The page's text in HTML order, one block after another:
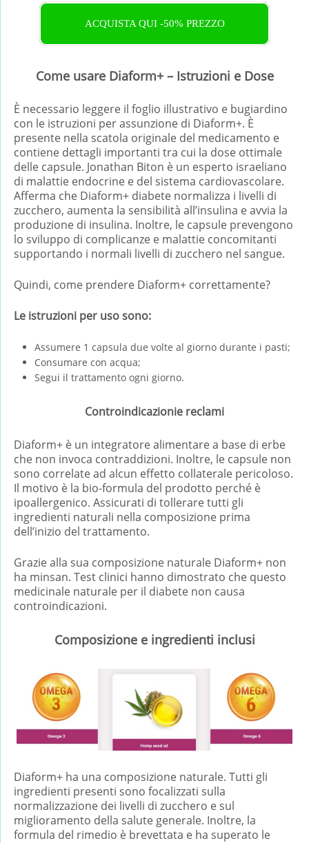
ACQUISTA QUI -50% PREZZO
Come usare Diaform+ – Istruzioni e Dose
È necessario leggere il foglio illustrativo e bugiardino
con le istruzioni per assunzione di Diaform+. È
presente nella scatola originale del medicamento e
contiene dettagli importanti tra cui la dose ottimale
delle capsule. Jonathan Biton è un esperto israeliano
di malattie endocrine e del sistema cardiovascolare.
Afferma che Diaform+ diabete normalizza i livelli di
zucchero, aumenta la sensibilità all’insulina e avvia la
produzione di insulina. Inoltre, le capsule prevengono
lo sviluppo di complicanze e malattie concomitanti
supportando i normali livelli di zucchero nel sangue.
Quindi, come prendere Diaform+ correttamente?
Le istruzioni per uso sono:
Assumere 1 capsula due volte al giorno durante i pasti;
Consumare con acqua;
Segui il trattamento ogni giorno.
Controindicazionie reclami
Diaform+ è un integratore alimentare a base di erbe
che non invoca contraddizioni. Inoltre, le capsule non
sono correlate ad alcun effetto collaterale pericoloso.
Il motivo è la bio-formula del prodotto perché è
ipoallergenico. Assicurati di tollerare tutti gli
ingredienti naturali nella composizione prima
dell’inizio del trattamento.
Grazie alla sua composizione naturale Diaform+ non
ha minsan. Test clinici hanno dimostrato che questo
medicinale naturale per il diabete non causa
controindicazioni.
Composizione e ingredienti inclusi
Diaform+ ha una composizione naturale. Tutti gli
ingredienti presenti sono focalizzati sulla
normalizzazione dei livelli di zucchero e sul
miglioramento della salute generale. Inoltre, la
formula del rimedio è brevettata e ha superato le